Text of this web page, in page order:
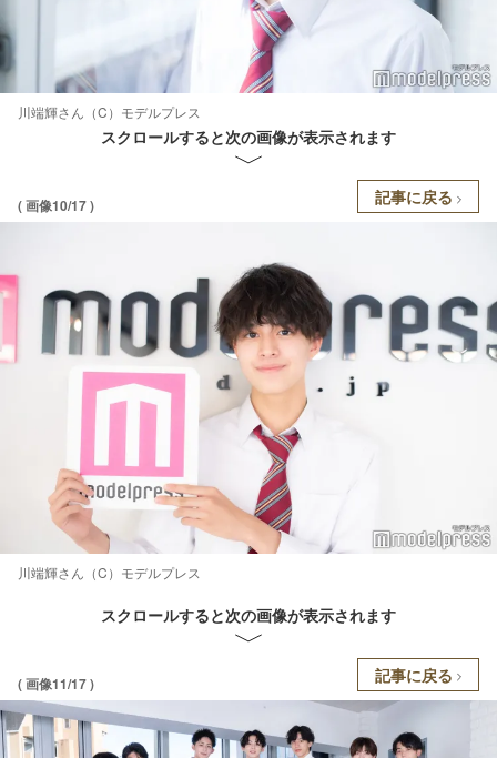
川端輝さん（C）モデルプレス
スクロールすると次の画像が表示されます
( 画像10/17 ) 記事に戻る
川端輝さん（C）モデルプレス
スクロールすると次の画像が表示されます
( 画像11/17 ) 記事に戻る